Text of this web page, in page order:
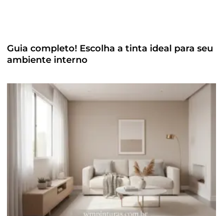
Guia completo! Escolha a tinta ideal para seu
ambiente interno